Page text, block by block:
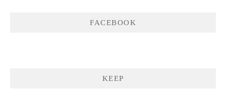
FACEBOOK
KEEP